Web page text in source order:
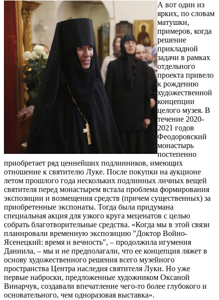
А вот один из
ярких, по словам
матушки,
примеров, когда
решение
прикладной
задачи в рамках
отдельного
проекта привело
к рождению
художественной
концепции
целого музея. В
течение 2020-
2021 годов
Феодоровский
монастырь
постепенно
приобретает ряд ценнейших подлинников, имеющих
отношение к святителю Луке. После покупки на аукционе
летом прошлого года нескольких подлинных личных вещей
cвятителя перед монастырем встала проблема формирования
экспозиции и возмещения средств (причем существенных) за
приобретенные экспонаты. Тогда была придумана
специальная акция для узкого круга меценатов с целью
собрать благотворительные средства. «Когда мы в этой связи
планировали временную экспозицию "Доктор Войно-
Ясенецкий: время и вечность", – продолжила игумения
Даниила, – мы и не предполагали, что ее концепция ляжет в
основу художественного решения всего музейного
пространства Центра наследия святителя Луки. Но уже
первые наброски, предложенные художником Оксаной
Винарчук, создавали впечатление чего-то более глубокого и
основательного, чем одноразовая выставка».